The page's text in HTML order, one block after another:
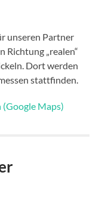
unseren Partner
Richtung „realen“
Dort werden
stattfinden.
(Google Maps)